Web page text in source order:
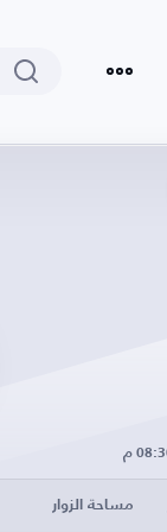
مساحة الزوار